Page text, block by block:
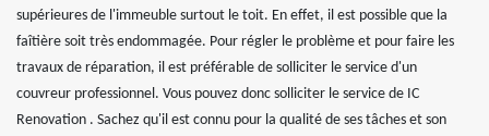
supérieures de l'immeuble surtout le toit. En effet, il est possible que la
faîtière soit très endommagée. Pour régler le problème et pour faire les
travaux de réparation, il est préférable de solliciter le service d'un
couvreur professionnel. Vous pouvez donc solliciter le service de IC
Renovation . Sachez qu'il est connu pour la qualité de ses tâches et son